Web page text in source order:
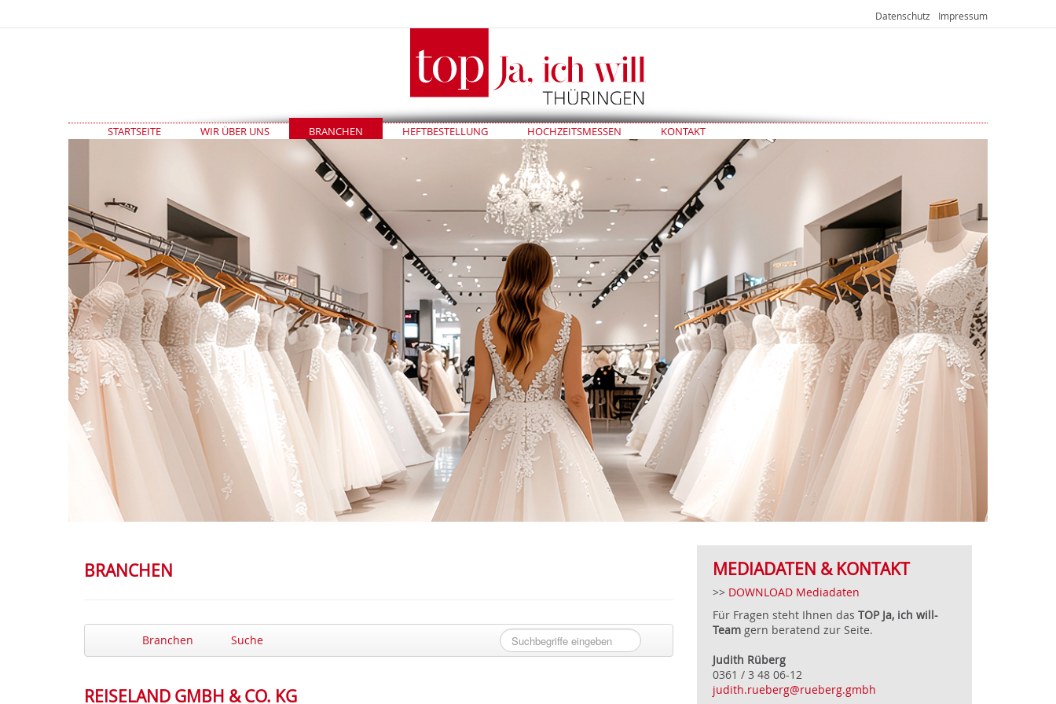
Impressum
Datenschutz
STARTSEITE WIR ÜBER UNS BRANCHEN HEFTBESTELLUNG HOCHZEITSMESSEN KONTAKT
BRANCHEN
Branchen Suche
REISELAND GMBH & CO. KG
MEDIADATEN & KONTAKT
>> DOWNLOAD Mediadaten
Für Fragen steht Ihnen das TOP Ja, ich will-
Team gern beratend zur Seite.
Judith Rüberg
0361 / 3 48 06-12
judith.rueberg@rueberg.gmbh